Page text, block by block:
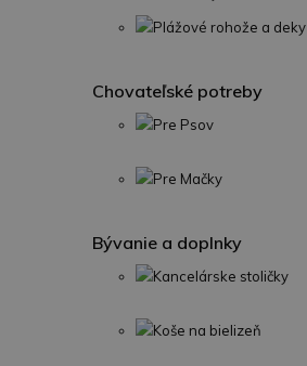
Plážové rohože a deky
Chovateľské potreby
Pre Psov
Pre Mačky
Bývanie a doplnky
Kancelárske stoličky
Koše na bielizeň